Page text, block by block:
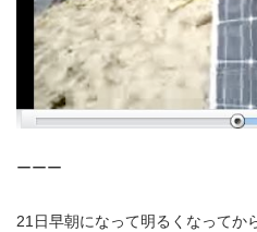
ーーー
21日早朝になって明るくなってか